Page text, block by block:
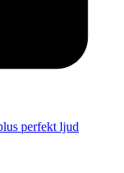
perfekt ljud